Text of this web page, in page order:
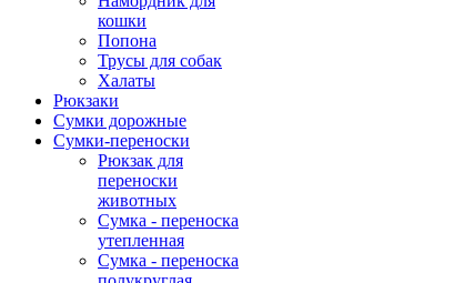
кошки
Попона
Трусы для собак
Халаты
Рюкзаки
Сумки дорожные
Сумки-переноски
Рюкзак для
переноски
животных
Сумка - переноска
утепленная
Сумка - переноска